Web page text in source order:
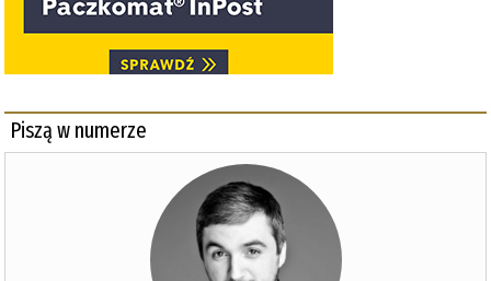
Piszą w numerze